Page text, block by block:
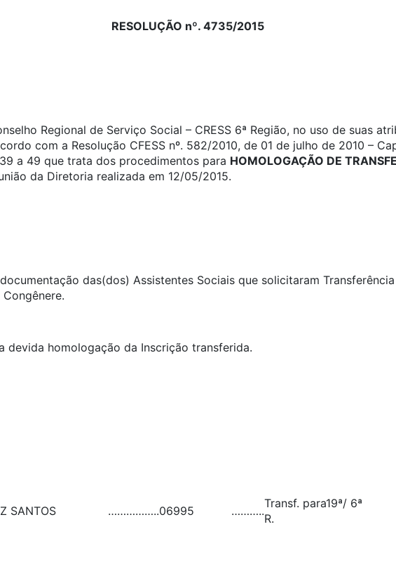
RESOLUÇÃO nº. 4735/2015
Regional de Serviço Social – CRESS 6ª Região, no uso de suas
com a Resolução CFESS nº. 582/2010, de 01 de julho de 2010 –
a 49 que trata dos procedimentos para HOMOLOGAÇÃO DE
da Diretoria realizada em 12/05/2015.
das(dos) Assistentes Sociais que solicitaram
devida homologação da Inscrição transferida.
SANTOS ……………..06995 ………..
Transf. para19ª/ 6ª
R.